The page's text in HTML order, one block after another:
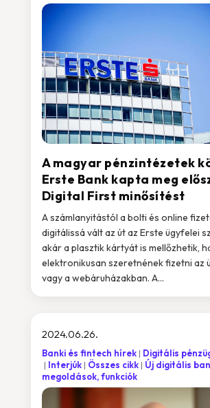
A magyar pénzintézetek
Erste Bank kapta meg
Digital First minősítést
A számlanyitástól a bolti és online
digitálissá vált az út az Erste ügyfelei
akár a plasztik kártyát is mellőzhetik,
elektronikusan szeretnének fizetni az
vagy a webáruházakban. A...
2024.06.26.
Banki és fintech hírek
Digitális
Interjúk
Összes cikk
Új digitális
megoldások, funkciók